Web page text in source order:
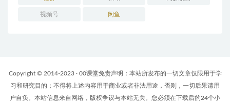
视频号 闲鱼
Copyright © 2014-2023 · 00课堂免责声明：本站所发布的一切文章仅限用于学
习和研究目的；不得将上述内容用于商业或者非法用途，否则，一切后果请用
户自负。本站信息来自网络，版权争议与本站无关。您必须在下载后的24个小